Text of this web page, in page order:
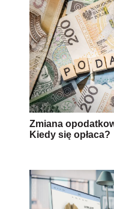
Zmiana
Kiedy się opłaca?